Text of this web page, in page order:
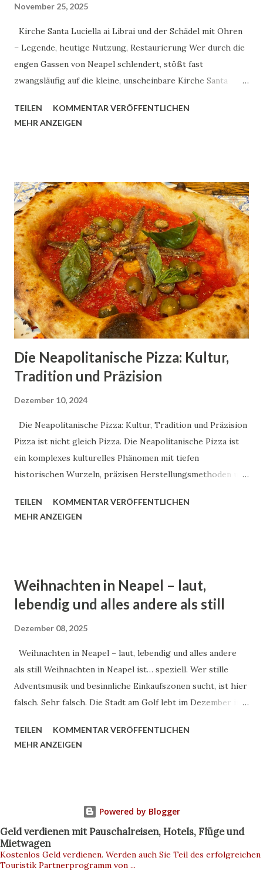
November 25, 2025
Kirche Santa Luciella ai Librai und der Schädel mit Ohren
– Legende, heutige Nutzung, Restaurierung Wer durch die
engen Gassen von Neapel schlendert, stößt fast
zwangsläufig auf die kleine, unscheinbare Kirche Santa
fast ein bisschen verloren zwischen Buchläden, Cafés und
Märchen. Im 17. Jahrhundert begannen die Neapolitaner,
Totenschädel zu sammeln, die im Volksglauben besondere
Kräfte hatten. Einer davon, bekannt als „Il Teschio con le
Orecchie“, also der Schädel mit Ohren, soll verfluchte oder
unruhige Seelen beruhigen können. Man sagt, die Ohren
des Schädels seien ein Symbol für das Zuhören – für Gott,
die Toten, und vielleicht auch für uns Lebenden. Wenn man
so will, war er eine Art frühes „Therapieinst...
TEILEN
KOMMENTAR VERÖFFENTLICHEN
MEHR ANZEIGEN
Die Neapolitanische Pizza: Kultur,
Tradition und Präzision
Dezember 10, 2024
Die Neapolitanische Pizza: Kultur, Tradition und Präzision
Pizza ist nicht gleich Pizza. Die Neapolitanische Pizza ist
ein komplexes kulturelles Phänomen mit tiefen
historischen Wurzeln, präzisen Herstellungsmethoden und
Thema könnte ich stundenlang mit Giovanni sprechen.
kulturellen Dimensionen dieses traditionsreichen Gerichts.
Historische Entwicklung Ursprünge der Pizza Die
Flatbread mit verschiedenen Belägen konsumierten. Die
moderne Form der Neapolitanischen Pizza entwickelte
sich jedoch erst im 18. und 19. Jahrhundert. Entscheidende
historische Momente: 1734: ...
TEILEN
KOMMENTAR VERÖFFENTLICHEN
MEHR ANZEIGEN
Weihnachten in Neapel – laut,
lebendig und alles andere als still
Dezember 08, 2025
Weihnachten in Neapel – laut, lebendig und alles andere
als still Weihnachten in Neapel ist… speziell. Wer stille
Adventsmusik und besinnliche Einkaufszonen sucht, ist hier
falsch. Sehr falsch. Die Stadt am Golf lebt im Dezember in
frittiertem Streetfood. Es ist laut, manchmal anstrengend –
man von Weihnachten in Neapel spricht, muss man die Via
San Gregorio Armeno erwähnen. Das ist keine normale
Straße. Das ist ein Theater aus Miniaturwelten. Hier
entstehen die berühmten neapolitanischen Krippen
TEILEN
KOMMENTAR VERÖFFENTLICHEN
MEHR ANZEIGEN
Powered by Blogger
Geld verdienen mit Pauschalreisen, Hotels, Flüge und
Mietwagen
Kostenlos Geld verdienen. Werden auch Sie Teil des erfolgreichen
Touristik Partnerprogramm von ...